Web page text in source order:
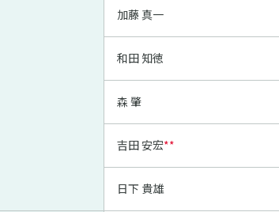
加藤 真一
和田 知徳
森 肇
吉田 安宏**
日下 貴雄